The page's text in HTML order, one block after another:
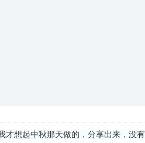
才想起中秋那天做的，分享出来，没